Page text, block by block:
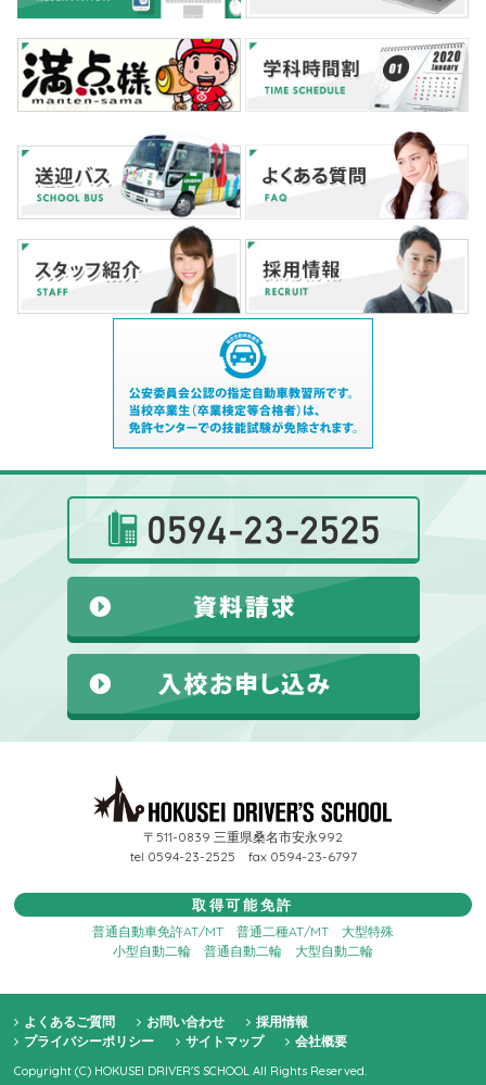
〒511-0839 三重県桑名市安永992
tel 0594-23-2525 fax 0594-23-6797
取得可能免許
普通自動車免許AT/MT 普通二種AT/MT
大型特殊
小型自動二輪
普通自動二輪 大型自動二輪
よくあるご質問 お問い合わせ
採用情報
プライバシーポリシー
サイトマップ 会社概要
Copyright (C) HOKUSEI DRIVER'S SCHOOL All Rights Reserved.